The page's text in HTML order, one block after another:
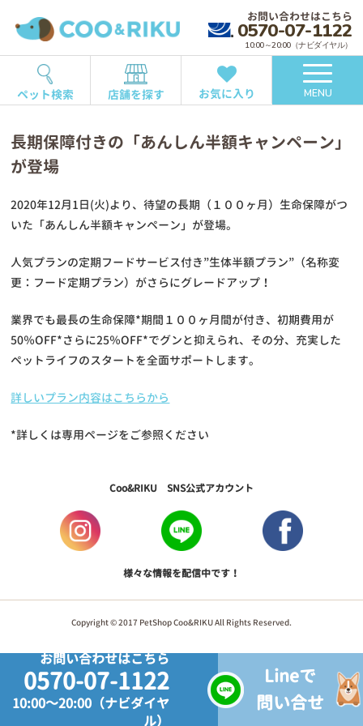
お問い合わせはこちら
0570-07-1122
10:00～20:00（ナビダイヤル）
ペット検索 店舗を探す お気に入り MENU
長期保障付きの「あんしん半額キャンペーン」
が登場
2020年12月1日(火)より、待望の長期（１００ヶ月）生命保障がつ
いた「あんしん半額キャンペーン」が登場。
人気プランの定期フードサービス付き”生体半額プラン”（名称変
更：フード定期プラン）がさらにグレードアップ！
業界でも最長の生命保障*期間１００ヶ月間が付き、初期費用が
50％OFF*さらに25％OFF*でグンと抑えられ、その分、充実した
ペットライフのスタートを全面サポートします。
詳しいプラン内容はこちらから
*詳しくは専用ページをご参照ください
お問い合わせはこちら
0570-07-1122
10:00～20:00（ナビダイヤ
ル）
Lineで
問い合せ
Coo&RIKU SNS公式アカウント
様々な情報を配信中です！
Copyright © 2017 PetShop Coo&RIKU All Rights Reserved.